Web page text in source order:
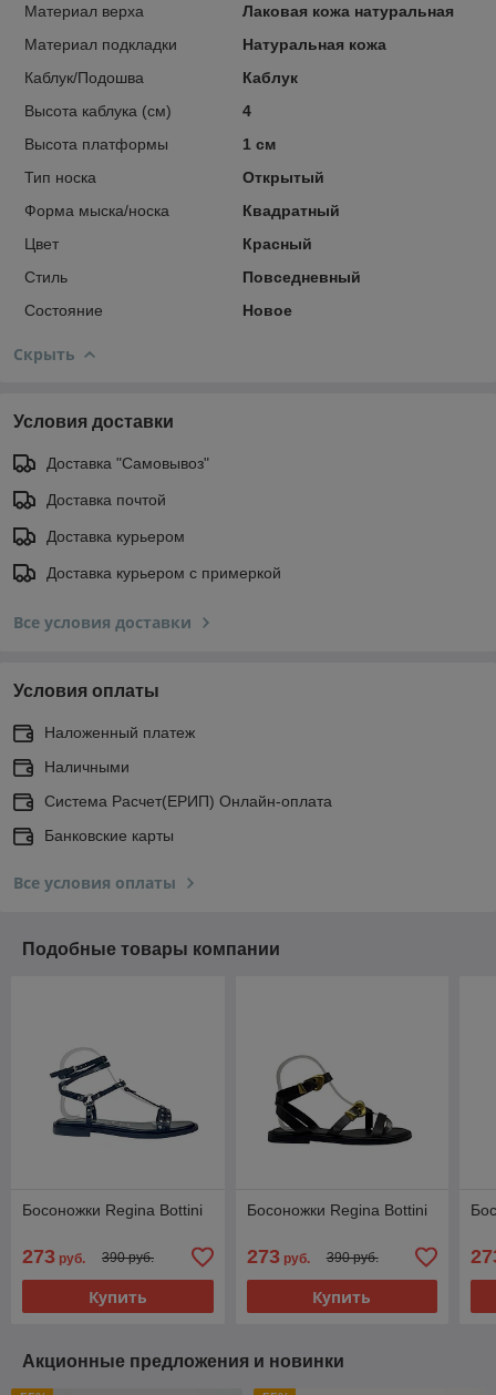
Материал верха
Лаковая кожа натуральная
Материал подкладки
Натуральная кожа
Каблук/Подошва
Каблук
Высота каблука (см)
4
Высота платформы
1 см
Тип носка
Открытый
Форма мыска/носка
Квадратный
Цвет
Красный
Стиль
Повседневный
Состояние
Новое
Скрыть
Условия доставки
Доставка "Самовывоз"
Доставка почтой
Доставка курьером
Доставка курьером с примеркой
Все условия доставки
Условия оплаты
Наложенный платеж
Наличными
Система Расчет(ЕРИП) Онлайн-оплата
Банковские карты
Все условия оплаты
Подобные товары компании
Босоножки Regina Bottini
273 руб. 390 руб.
Купить
Босоножки Regina Bottini
273руб. 390 руб.
Купить
Акционные предложения и новинки